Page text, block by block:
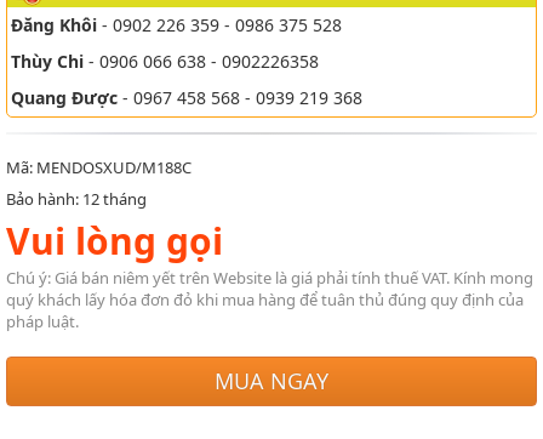
Đăng Khôi - 0902 226 359 - 0986 375 528
Thùy Chi - 0906 066 638 - 0902226358
Quang Được - 0967 458 568 - 0939 219 368
Mã: MENDOSXUD/M188C
Bảo hành: 12 tháng
Vui lòng gọi
Chú ý: Giá bán niêm yết trên Website là giá phải tính thuế VAT. Kính mong
quý khách lấy hóa đơn đỏ khi mua hàng để tuân thủ đúng quy định của
pháp luật.
MUA NGAY